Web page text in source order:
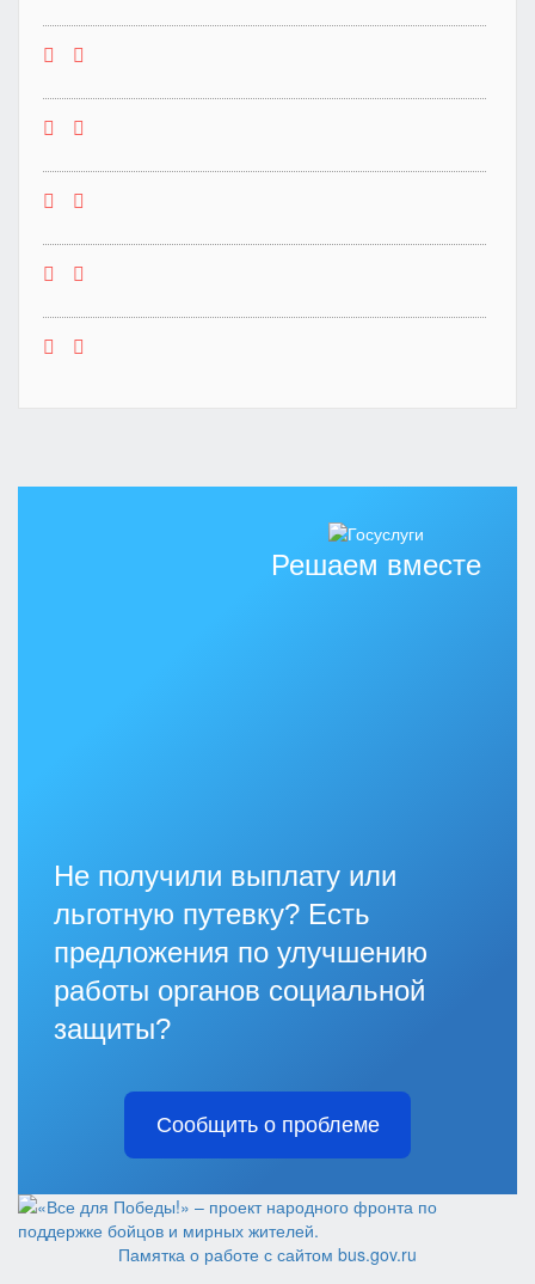
Решаем вместе
Не получили выплату или
льготную путевку? Есть
предложения по улучшению
работы органов социальной
защиты?
Сообщить о проблеме
Памятка о работе с сайтом bus.gov.ru